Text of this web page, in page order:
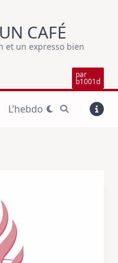
CAFÉ
et un expresso bien
par
b1001d
L’hebdo